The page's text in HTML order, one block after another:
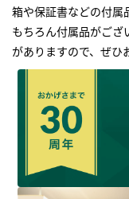
箱や保証書などの付属
もちろん付属品がござ
がありますので、ぜひ